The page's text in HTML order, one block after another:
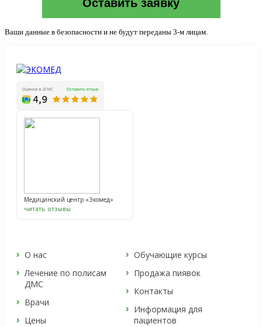
Оставить заявку
Ваши данные в безопасности и не будут переданы 3-м лицам.
Медицинский центр «Экомед»
читать отзывы
О нас
Лечение по полисам
ДМС
Врачи
Цены
Обучающие курсы
Продажа пиявок
Контакты
Информация для
пациентов